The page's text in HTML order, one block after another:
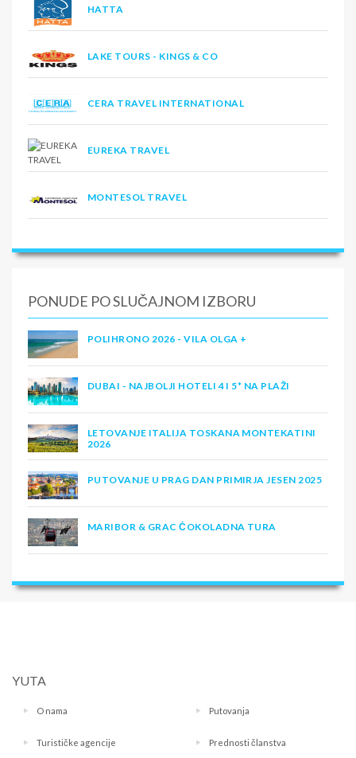
HATTA
LAKE TOURS - KINGS & CO
CERA TRAVEL INTERNATIONAL
EUREKA TRAVEL
MONTESOL TRAVEL
PONUDE PO SLUČAJNOM IZBORU
POLIHRONO 2026 - VILA OLGA +
DUBAI - NAJBOLJI HOTELI 4 I 5* NA PLAŽI
LETOVANJE ITALIJA TOSKANA MONTEKATINI
2026
PUTOVANJE U PRAG DAN PRIMIRJA JESEN 2025
MARIBOR & GRAC ČOKOLADNA TURA
YUTA
O nama Putovanja
Turističke agencije Prednosti članstva